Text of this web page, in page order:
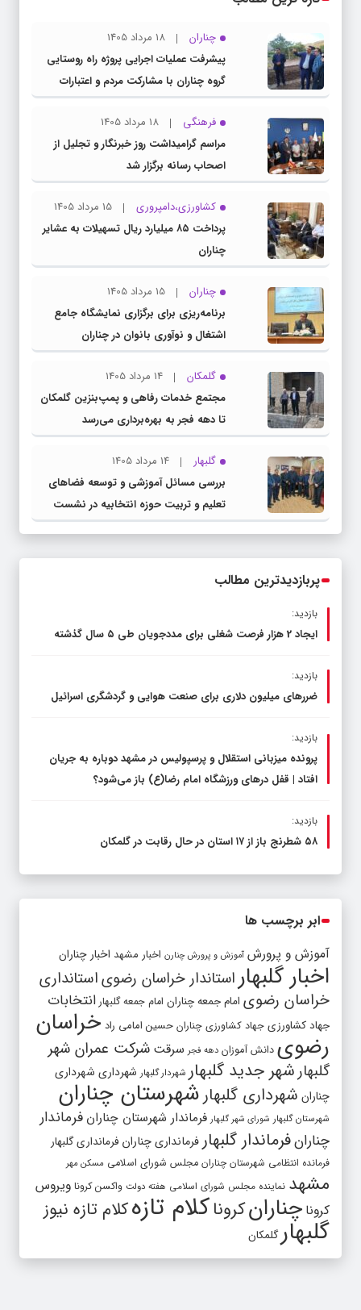
چناران
18 مرداد 1405
پیشرفت عملیات اجرایی پروژه راه روستایی
گروه چناران با مشارکت مردم و اعتبارات
دولتی
فرهنگی
18 مرداد 1405
مراسم گرامیداشت روز خبرنگار و تجلیل از
اصحاب رسانه برگزار شد
کشاورزی،دامپروری
15 مرداد 1405
پرداخت ۸۵ میلیارد ریال تسهیلات به عشایر
چناران
چناران
15 مرداد 1405
برنامه‌ریزی برای برگزاری نمایشگاه جامع
اشتغال و نوآوری بانوان در چناران
گلمکان
14 مرداد 1405
مجتمع خدمات رفاهی و پمپ‌بنزین گلمکان
تا دهه فجر به بهره‌برداری می‌رسد
گلبهار
14 مرداد 1405
بررسی مسائل آموزشی و توسعه فضاهای
تعلیم و تربیت حوزه انتخابیه در نشست
مشترک عضو کمیسیون آموزش مجلس با
پربازدیدترین مطالب
بازدید:
ایجاد 2 هزار فرصت شغلی برای مددجویان طی ۵ سال گذشته
بازدید:
ضررهای میلیون دلاری برای صنعت هوایی و گردشگری اسرائیل
بازدید:
پرونده میزبانی استقلال و پرسپولیس در مشهد دوباره به جریان
افتاد | قفل در‌های ورزشگاه امام رضا(ع) باز می‌شود؟
بازدید:
۵۸ شطرنج‌ باز از ۱۷ استان در حال رقابت در گلمکان
ابر برچسب ها
آموزش و پرورش آموزش و پرورش چنارن اخبار مشهد اخبار چناران
اخبار گلبهار استاندار خراسان رضویاستانداری
خراسان رضوی امام جمعه چناران امام جمعه گلبهار انتخابات
جهاد کشاورزی جهاد کشاورزی چناران حسین امامی راد خراسان
رضوی دانش آموزان دهه فجر سرقت شرکت عمران شهر
گلبهارشهر جدید گلبهار شهردار گلبهار شهرداری شهرداری
چناران شهرداری گلبهار شهرستان چناران
شهرستان گلبهار شورای شهر گلبهار فرماندار شهرستان چناران فرماندار
چنارانفرماندار گلبهار فرمانداری چناران فرمانداری گلبهار
فرمانده انتظامی شهرستان چناران مجلس شورای اسلامی مسکن مهر
مشهد نماینده مجلس شورای اسلامی هفته دولت واکسن کرونا ویروس
کرونا چنارانکروناکلام تازهکلام تازه نیوز
گلبهارگلمکان